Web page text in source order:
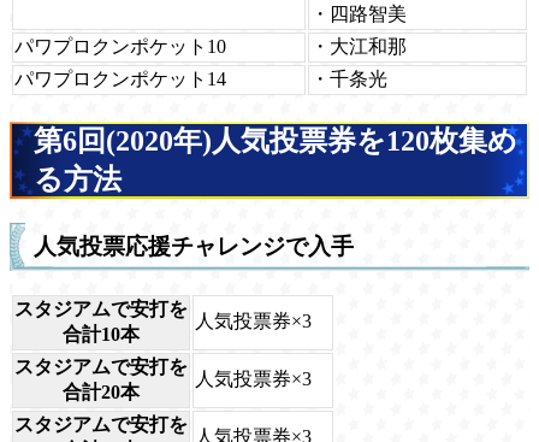
・四路智美
パワプロクンポケット10
・大江和那
パワプロクンポケット14
・千条光
第6回(2020年)人気投票券を120枚集め
る方法
人気投票応援チャレンジで入手
スタジアムで安打を
合計10本
人気投票券×3
スタジアムで安打を
合計20本
人気投票券×3
スタジアムで安打を
人気投票券×3